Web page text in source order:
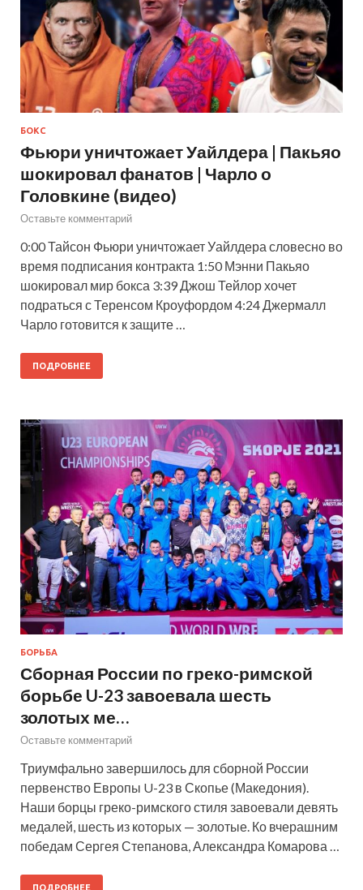
БОКС
Фьюри уничтожает Уайлдера | Пакьяо
шокировал фанатов | Чарло о
Головкине (видео)
Оставьте комментарий
0:00 Тайсон Фьюри уничтожает Уайлдера словесно во
время подписания контракта 1:50 Мэнни Пакьяо
шокировал мир бокса 3:39 Джош Тейлор хочет
подраться с Теренсом Кроуфордом 4:24 Джермалл
Чарло готовится к защите …
ПОДРОБНЕЕ
БОРЬБА
Сборная России по греко-римской
борьбе U-23 завоевала шесть
золотых ме…
Оставьте комментарий
Триумфально завершилось для сборной России
первенство Европы U-23 в Скопье (Македония).
Наши борцы греко-римского стиля завоевали девять
медалей, шесть из которых — золотые. Ко вчерашним
победам Сергея Степанова, Александра Комарова …
ПОДРОБНЕЕ